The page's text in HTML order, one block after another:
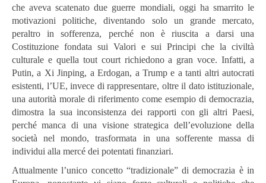
che aveva scatenato due guerre mondiali, oggi ha smarrito le
motivazioni politiche, diventando solo un grande mercato,
peraltro in sofferenza, perché non è riuscita a darsi una
Costituzione fondata sui Valori e sui Principi che la civiltà
culturale e quella tout court richiedono a gran voce. Infatti, a
Putin, a Xi Jinping, a Erdogan, a Trump e a tanti altri autocrati
esistenti, l’UE, invece di rappresentare, oltre il dato istituzionale,
una autorità morale di riferimento come esempio di democrazia,
dimostra la sua inconsistenza dei rapporti con gli altri Paesi,
perché manca di una visione strategica dell’evoluzione della
società nel mondo, trasformata in una sofferente massa di
individui alla mercé dei potentati finanziari.
Attualmente l’unico concetto “tradizionale” di democrazia è in